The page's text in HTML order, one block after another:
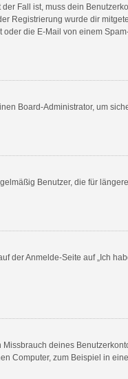
Fall ist, muss dein
Registrierung wurde dir
die E-Mail von einem
Board-Administrator, um
Benutzer, die für
der Anmelde-Seite auf „Ich
deines
Computer, zum Beispiel in